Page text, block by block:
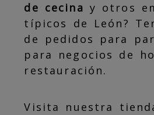
de cecina y otros
típicos de León?
de pedidos para
para negocios de
restauración.
Visita nuestra